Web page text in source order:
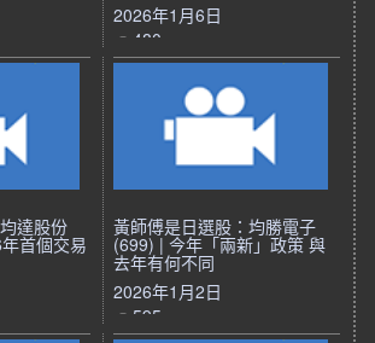
2026年1月6日
480
達股份
首個交易
黃師傅是日選股：均勝電子
(699) | 今年「兩新」政策 與
去年有何不同
2026年1月2日
595